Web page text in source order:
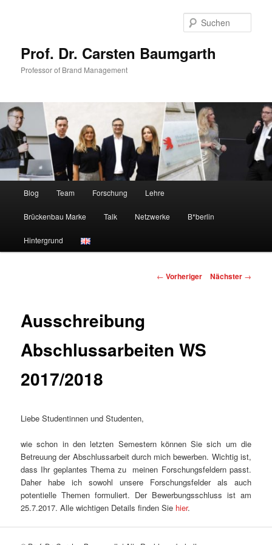
Prof. Dr. Carsten Baumgarth
Professor of Brand Management
Blog Team Forschung Lehre
Brückenbau Marke Talk Netzwerke B*berlin
Hintergrund
Beitragsnavigation
← Vorheriger Nächster →
Ausschreibung
Abschlussarbeiten WS
2017/2018
Liebe Studentinnen und Studenten,
wie schon in den letzten Semestern können Sie sich um die
Betreuung der Abschlussarbeit durch mich bewerben. Wichtig ist,
dass Ihr geplantes Thema zu meinen Forschungsfeldern passt.
Daher habe ich sowohl unsere Forschungsfelder als auch
potentielle Themen formuliert. Der Bewerbungsschluss ist am
25.7.2017. Alle wichtigen Details finden Sie hier.